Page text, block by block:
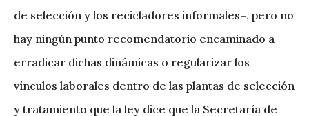
de selección y los recicladores informales–, pero no
hay ningún punto recomendatorio encaminado a
erradicar dichas dinámicas o regularizar los
vínculos laborales dentro de las plantas de selección
y tratamiento que la ley dice que la Secretaría de